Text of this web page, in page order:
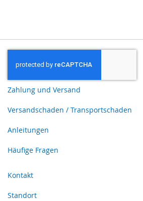
Zahlung und Versand
Versandschaden / Transportschaden
Anleitungen
Häufige Fragen
Kontakt
Standort